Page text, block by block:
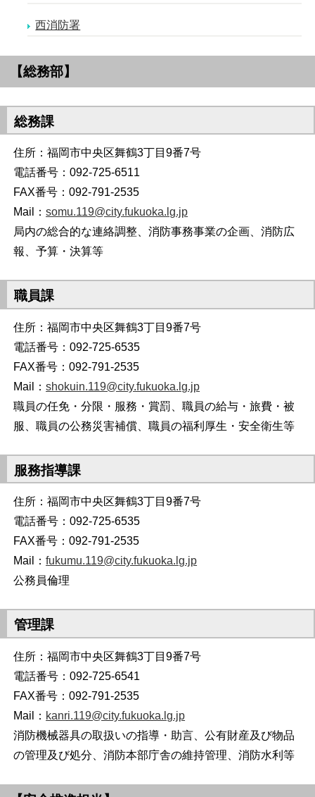
西消防署
【総務部】
総務課
住所：福岡市中央区舞鶴3丁目9番7号
電話番号：092-725-6511
FAX番号：092-791-2535
Mail：somu.119@city.fukuoka.lg.jp
局内の総合的な連絡調整、消防事務事業の企画、消防広
報、予算・決算等
職員課
住所：福岡市中央区舞鶴3丁目9番7号
電話番号：092-725-6535
FAX番号：092-791-2535
Mail：shokuin.119@city.fukuoka.lg.jp
職員の任免・分限・服務・賞罰、職員の給与・旅費・被
服、職員の公務災害補償、職員の福利厚生・安全衛生等
服務指導課
住所：福岡市中央区舞鶴3丁目9番7号
電話番号：092-725-6535
FAX番号：092-791-2535
Mail：fukumu.119@city.fukuoka.lg.jp
公務員倫理
管理課
住所：福岡市中央区舞鶴3丁目9番7号
電話番号：092-725-6541
FAX番号：092-791-2535
Mail： kanri.119@city.fukuoka.lg.jp
消防機械器具の取扱いの指導・助言、公有財産及び物品
の管理及び処分、消防本部庁舎の維持管理、消防水利等